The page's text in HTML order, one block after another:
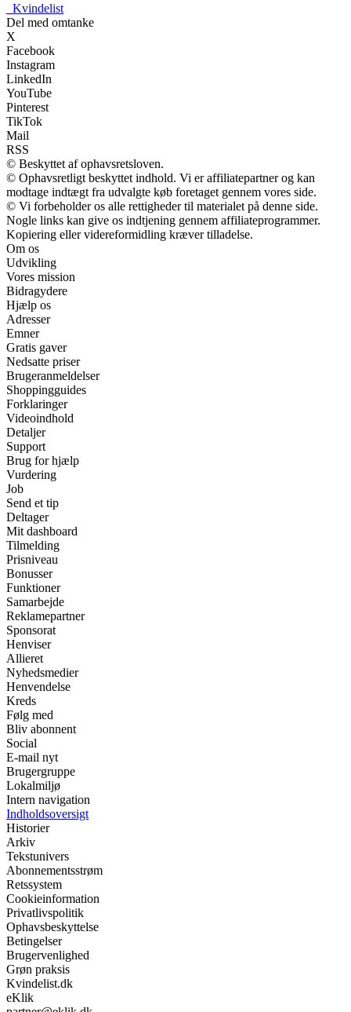
Kvindelist
Del med omtanke
X
Facebook
Instagram
LinkedIn
YouTube
Pinterest
TikTok
Mail
RSS
© Beskyttet af ophavsretsloven.
© Ophavsretligt beskyttet indhold. Vi er affiliatepartner og kan
modtage indtægt fra udvalgte køb foretaget gennem vores side.
© Vi forbeholder os alle rettigheder til materialet på denne side.
Nogle links kan give os indtjening gennem affiliateprogrammer.
Kopiering eller videreformidling kræver tilladelse.
Om os
Udvikling
Vores mission
Bidragydere
Hjælp os
Adresser
Emner
Gratis gaver
Nedsatte priser
Brugeranmeldelser
Shoppingguides
Forklaringer
Videoindhold
Detaljer
Support
Brug for hjælp
Vurdering
Job
Send et tip
Deltager
Mit dashboard
Tilmelding
Prisniveau
Bonusser
Funktioner
Samarbejde
Reklamepartner
Sponsorat
Henviser
Allieret
Nyhedsmedier
Henvendelse
Kreds
Følg med
Bliv abonnent
Social
E-mail nyt
Brugergruppe
Lokalmiljø
Intern navigation
Indholdsoversigt
Historier
Arkiv
Tekstunivers
Abonnementsstrøm
Retssystem
Cookieinformation
Privatlivspolitik
Ophavsbeskyttelse
Betingelser
Brugervenlighed
Grøn praksis
Kvindelist.dk
eKlik